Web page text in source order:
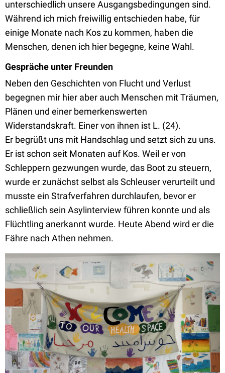
unterschiedlich unsere Ausgangsbedingungen sind.
Während ich mich freiwillig entschieden habe, für
einige Monate nach Kos zu kommen, haben die
Menschen, denen ich hier begegne, keine Wahl.
Gespräche unter Freunden
Neben den Geschichten von Flucht und Verlust
begegnen mir hier aber auch Menschen mit Träumen,
Plänen und einer bemerkenswerten
Widerstandskraft. Einer von ihnen ist L. (24).
Er begrüßt uns mit Handschlag und setzt sich zu uns.
Er ist schon seit Monaten auf Kos. Weil er von
Schleppern gezwungen wurde, das Boot zu steuern,
wurde er zunächst selbst als Schleuser verurteilt und
musste ein Strafverfahren durchlaufen, bevor er
schließlich sein Asylinterview führen konnte und als
Flüchtling anerkannt wurde. Heute Abend wird er die
Fähre nach Athen nehmen.